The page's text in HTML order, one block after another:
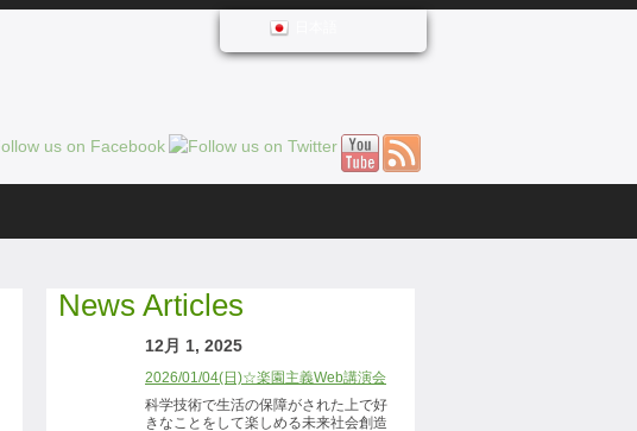
News Articles
12月 1, 2025
2026/01/04(日)☆楽園主義Web講演会
科学技術で生活の保障がされた上で好
きなことをして楽しめる未来社会創造